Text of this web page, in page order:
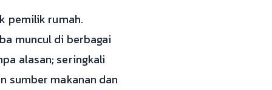
pemilik rumah.
muncul di berbagai
alasan; seringkali
sumber makanan dan